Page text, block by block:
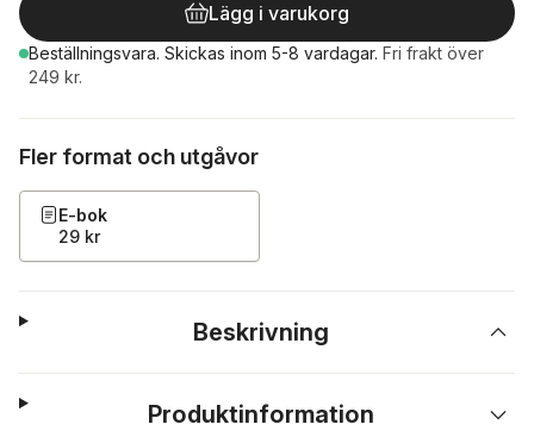
Lägg i varukorg
Beställningsvara. Skickas inom 5-8 vardagar. Fri frakt över
249 kr.
Fler format och utgåvor
E-bok
29 kr
Beskrivning
Produktinformation